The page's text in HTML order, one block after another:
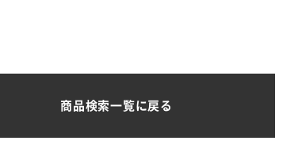
商品検索一覧に戻る